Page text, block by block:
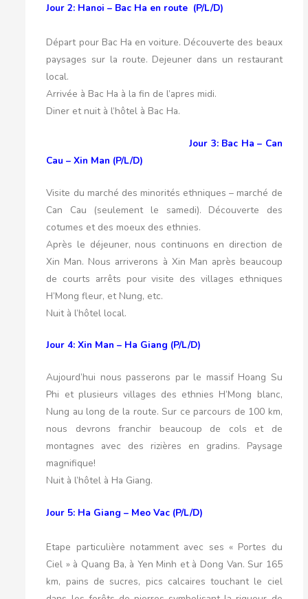
Jour 2: Hanoi – Bac Ha en route (P/L/D)
Départ pour Bac Ha en voiture. Découverte des beaux
paysages sur la route. Dejeuner dans un restaurant
local.
Arrivée à Bac Ha à la fin de l’apres midi.
Diner et nuit à l’hôtel à Bac Ha.
Jour 3: Bac Ha – Can
Cau – Xin Man (P/L/D)
Visite du marché des minorités ethniques – marché de
Can Cau (seulement le samedi). Découverte des
cotumes et des moeux des ethnies.
Après le déjeuner, nous continuons en direction de
Xin Man. Nous arriverons à Xin Man après beaucoup
de courts arrêts pour visite des villages ethniques
H’Mong fleur, et Nung, etc.
Nuit à l’hôtel local.
Jour 4: Xin Man – Ha Giang (P/L/D)
Aujourd’hui nous passerons par le massif Hoang Su
Phi et plusieurs villages des ethnies H’Mong blanc,
Nung au long de la route. Sur ce parcours de 100 km,
nous devrons franchir beaucoup de cols et de
montagnes avec des rizières en gradins. Paysage
magnifique!
Nuit à l’hôtel à Ha Giang.
Jour 5: Ha Giang – Meo Vac (P/L/D)
Etape particulière notamment avec ses « Portes du
Ciel » à Quang Ba, à Yen Minh et à Dong Van. Sur 165
km, pains de sucres, pics calcaires touchant le ciel